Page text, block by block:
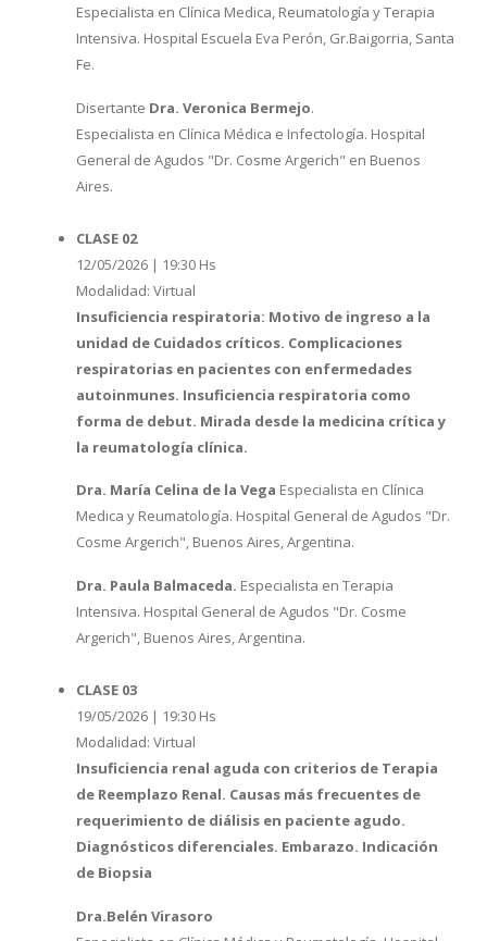
Especialista en Clínica Medica, Reumatología y Terapia
Intensiva. Hospital Escuela Eva Perón, Gr.Baigorria, Santa
Fe.
Disertante Dra. Veronica Bermejo.
Especialista en Clínica Médica e Infectología. Hospital
General de Agudos "Dr. Cosme Argerich" en Buenos
Aires.
CLASE 02
12/05/2026 | 19:30 Hs
Modalidad: Virtual
Insuficiencia respiratoria: Motivo de ingreso a la
unidad de Cuidados críticos. Complicaciones
respiratorias en pacientes con enfermedades
autoinmunes. Insuficiencia respiratoria como
forma de debut. Mirada desde la medicina crítica y
la reumatología clínica.
Dra. María Celina de la Vega Especialista en Clínica
Medica y Reumatología. Hospital General de Agudos "Dr.
Cosme Argerich", Buenos Aires, Argentina.
Dra. Paula Balmaceda. Especialista en Terapia
Intensiva. Hospital General de Agudos "Dr. Cosme
Argerich", Buenos Aires, Argentina.
CLASE 03
19/05/2026 | 19:30 Hs
Modalidad: Virtual
Insuficiencia renal aguda con criterios de Terapia
de Reemplazo Renal. Causas más frecuentes de
requerimiento de diálisis en paciente agudo.
Diagnósticos diferenciales. Embarazo. Indicación
de Biopsia
Dra.Belén Virasoro